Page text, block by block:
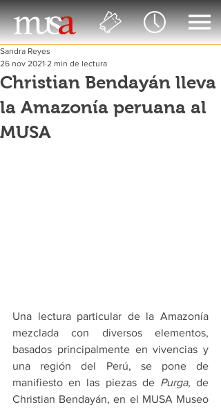
Christian Bendayán lleva
la Amazonía peruana al
MUSA
Sandra Reyes
26 nov 2021 2 min de lectura
Una lectura particular de la Amazonía
mezclada con diversos elementos,
basados principalmente en vivencias y
una región del Perú, se pone de
manifiesto en las piezas de Purga, de
Christian Bendayán, en el MUSA Museo